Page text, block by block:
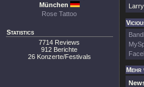
München
Rose Tattoo
Statistics
7714 Reviews
912 Berichte
26 Konzerte/Festivals
Mehr